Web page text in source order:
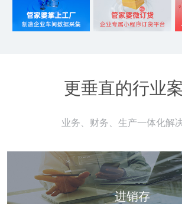
更垂直的行业
业务、财务、生产一体化解
进销存